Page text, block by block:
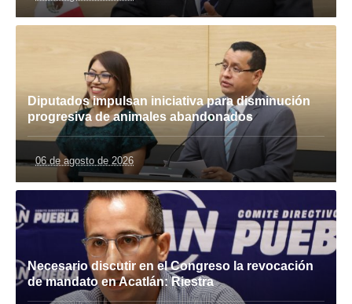
Diputados impulsan iniciativa para disminución
progresiva de animales abandonados
06 de agosto de 2026
Necesario discutir en el Congreso la revocación
de mandato en Acatlán: Riestra